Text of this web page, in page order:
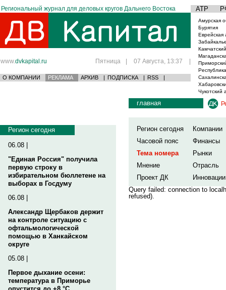
Региональный журнал для деловых кругов Дальнего Востока АТР
www.dvkapital.ru Пятница | 07 Августа, 13:37 |
О КОМПАНИИ РЕКЛАМА АРХИВ | ПОДПИСКА | RSS |
Амурская
Бурятия
Еврейская
Чукотский
Регион сегодня
06.08 |
"Единая Россия" получила
первую строку в
избирательном бюллетене на
выборах в Госдуму
06.08 |
Александр Щербаков держит
на контроле ситуацию с
офтальмологической
помощью в Ханкайском
округе
05.08 |
Первое дыхание осени:
температура в Приморье
главная
Регион сегодня
Компании
Часовой пояс
Финансы
Тема номера
Рынки
Мнение
Отрасль
Проект ДК
Инновации
Query failed: connection to
refused).